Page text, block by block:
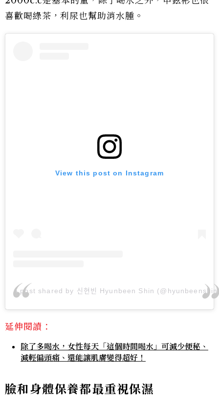
喜歡喝綠茶，利尿也幫助消水腫。
View this post on Instagram
A post shared by 신현빈 Hyunbeen Shin
延伸閱讀：
除了多喝水，女性每天「這個時間喝水」可減少便秘、
減輕偏頭痛、還能讓肌膚變得超好！
臉和身體保養都最重視保濕